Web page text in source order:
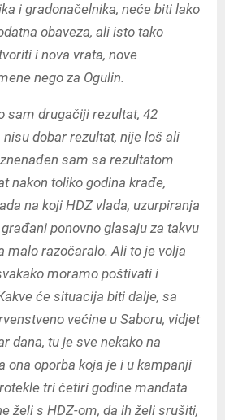
i gradonačelnika, neće biti lako
obaveza, ali isto tako
i nova vrata, nove
nego za Ogulin.
sam drugačiji rezultat, 42
dobar rezultat, nije loš ali
sam sa rezultatom
nakon toliko godina krađe,
na koji HDZ vlada, uzurpiranja
ponovno glasaju za takvu
malo razočaralo. Ali to je volja
moramo poštivati i
će situacija biti dalje, sa
većine u Saboru, vidjet
dana, tu je sve nekako na
ona oporba koja je i u kampanji
tri četiri godine mandata
želi s HDZ-om, da ih želi srušiti,